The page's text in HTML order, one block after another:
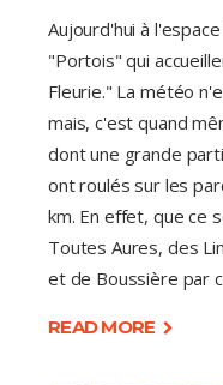
Aujourd'hui à
"Portois" qui
Fleurie." La météo
mais, c'est quand
dont une grande
ont roulés sur les
km. En effet, que ce
Toutes Aures, des
et de Boussière par
READ MORE